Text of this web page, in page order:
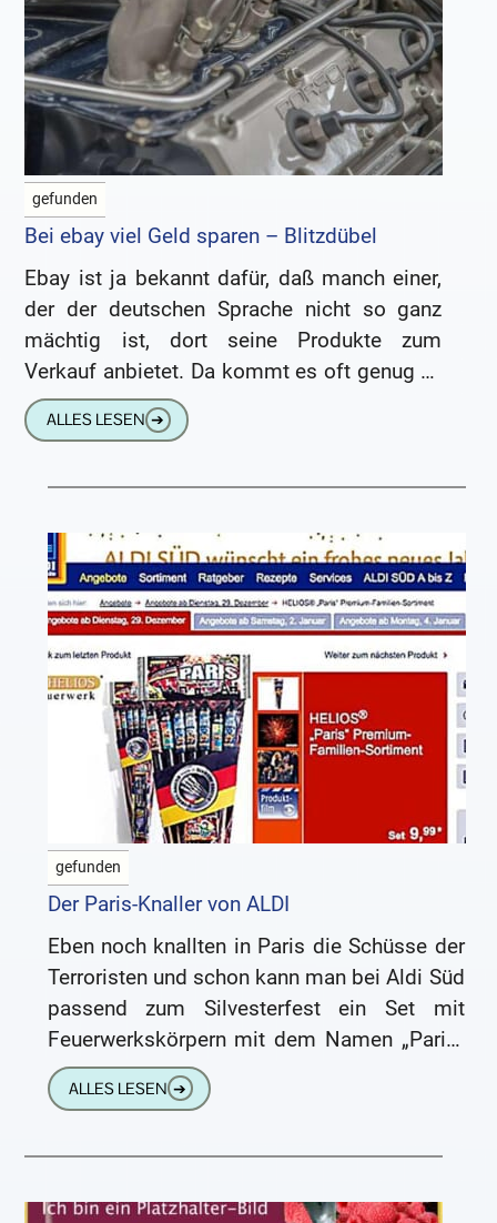
gefunden
Bei ebay viel Geld sparen – Blitzdübel
Ebay ist ja bekannt dafür, daß manch einer,
der der deutschen Sprache nicht so ganz
mächtig ist, dort seine Produkte zum
Verkauf anbietet. Da kommt es oft genug zu
mehr
ALLES LESEN ➔
gefunden
Der Paris-Knaller von ALDI
Eben noch knallten in Paris die Schüsse der
Terroristen und schon kann man bei Aldi Süd
passend zum Silvesterfest ein Set mit
Feuerwerkskörpern mit dem Namen „Paris“
kaufen. Auch wenn
ALLES LESEN ➔